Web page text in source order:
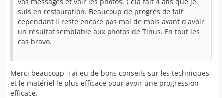
suis en restauration. Beaucoup de progrès de fait
cependant il reste encore pas mal de mois avant d'avoir
un résultat semblable aux photos de Tinus. En tout les
cas bravo.
Merci beaucoup, j'ai eu de bons conseils sur les techniques
et le matériel le plus efficace pour avoir une progression
efficace.